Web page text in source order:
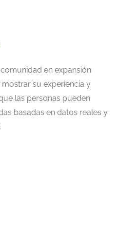
en expansión
su experiencia y
las personas pueden
basadas en datos reales y